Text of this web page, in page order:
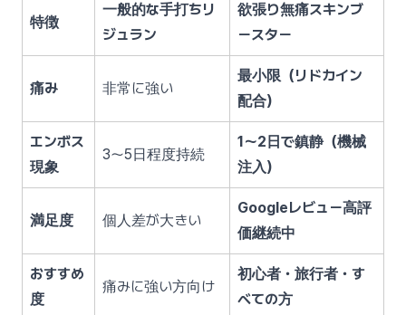
特徴
一般的な手打ちリ
ジュラン
欲張り無痛スキンブ
ースター
痛み 非常に強い
最小限（リドカイン
配合）
エンボス
現象
3〜5日程度持続
1〜2日で鎮静（機械
注入）
満足度 個人差が大きい
Googleレビュー高評
価継続中
おすすめ
度
痛みに強い方向け
初心者・旅行者・す
べての方